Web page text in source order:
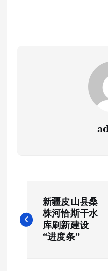
章
新疆皮山县桑
株河恰斯干水
库刷新建设
“进度条”